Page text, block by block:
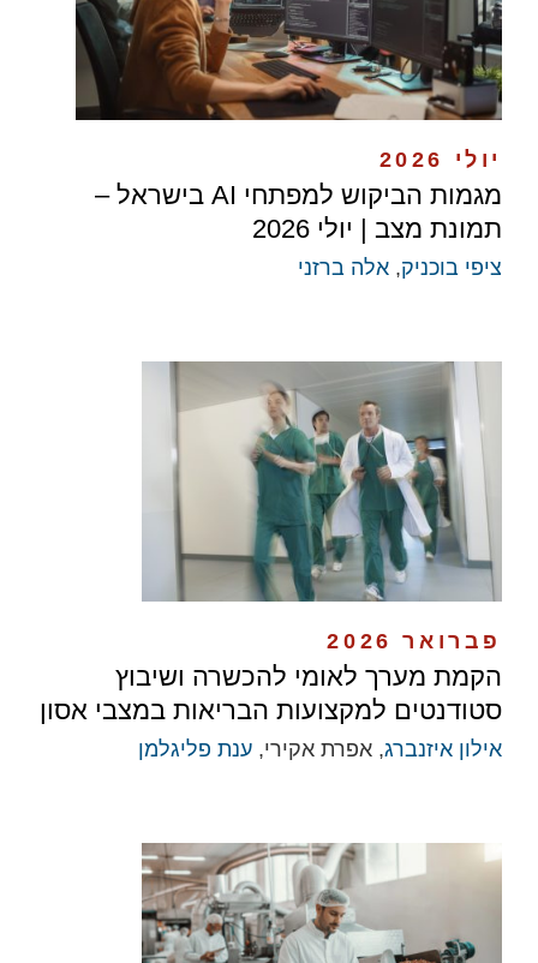
יולי 2026
מגמות הביקוש למפתחי AI בישראל –
תמונת מצב | יולי 2026
ציפי בוכניק, אלה ברזני
פברואר 2026
הקמת מערך לאומי להכשרה ושיבוץ
סטודנטים למקצועות הבריאות במצבי אסון
אילון איזנברג, אפרת אקירי, ענת פליגלמן